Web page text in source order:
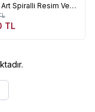
Spiralli Resim Ve
170g
80 Yaprak
TL